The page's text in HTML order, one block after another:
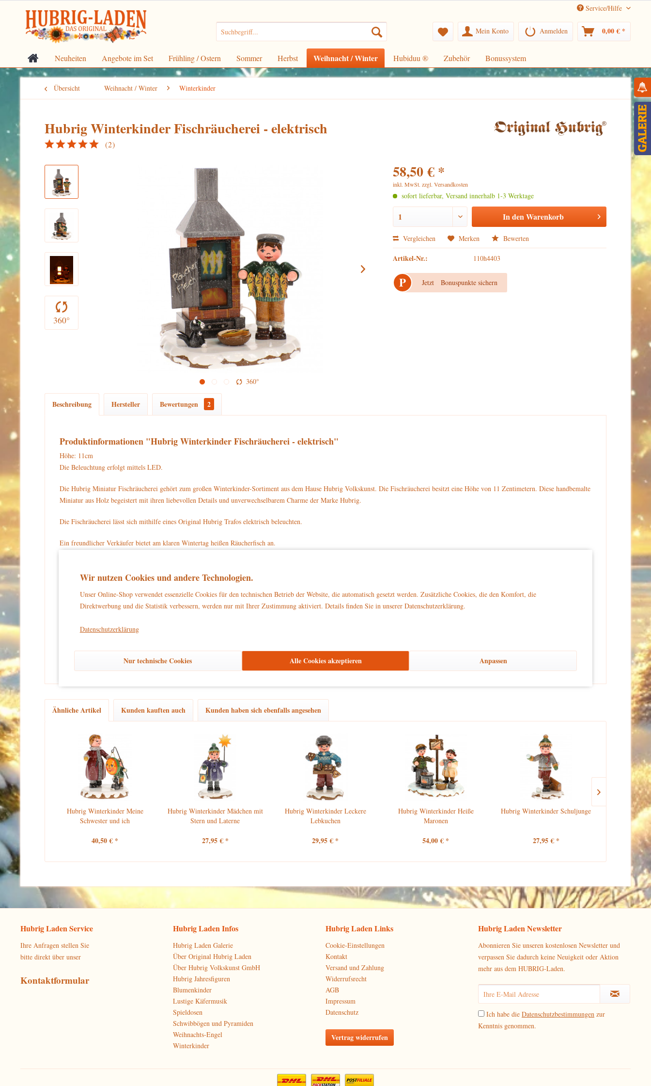
Service/Hilfe
Mein Konto Anmelden 0,00 € *
Neuheiten Angebote im Set Frühling / Ostern Sommer Herbst Weihnacht / Winter Hubiduu ® Zubehör Bonussystem
Übersicht Weihnacht / Winter Winterkinder
Hubrig Winterkinder Fischräucherei - elektrisch
(2)
360°
360°
58,50 € *
inkl. MwSt.zzgl. Versandkosten
sofort lieferbar, Versand innerhalb 1-3 Werktage
In denWarenkorb
Vergleichen Merken Bewerten
Artikel-Nr.: 110h4403
P Jetzt Bonuspunkte sichern
Beschreibung Hersteller Bewertungen 2
Produktinformationen "Hubrig Winterkinder Fischräucherei - elektrisch"
Höhe: 11cm
Die Beleuchtung erfolgt mittels LED.
Die Hubrig Miniatur Fischräucherei gehört zum großen Winterkinder-Sortiment aus dem Hause Hubrig Volkskunst. Die Fischräucherei besitzt eine Höhe von 11 Zentimetern. Diese handbemalte
Miniatur aus Holz begeistert mit ihren liebevollen Details und unverwechselbarem Charme der Marke Hubrig.
Die Fischräucherei lässt sich mithilfe eines Original Hubrig Trafos elektrisch beleuchten.
Ein freundlicher Verkäufer bietet am klaren Wintertag heißen Räucherfisch an.
braune Hose und schwarze Schuhe. Im Ofen neben ihm werden gerade drei Fische geräuchert. Davor steht ein braunes Schälchen mit einem Räucherfisch drin. Links daneben sitzt ein hungriges
Für Ihre Sammlung können Sie die Hubrig Miniatur 110h4403 direkt auf www.hubrig-laden.de bestellen.
Warnhinweise und Sicherheitsinformationen:
und unbeschwertes Dekorieren zu gewährleisten.
Ähnliche Artikel Kunden kauften auch Kunden haben sich ebenfalls angesehen
Hubrig Winterkinder Meine
Schwester und ich
40,50 € *
Hubrig Winterkinder Mädchen mit
Stern und Laterne
27,95 € *
Hubrig Winterkinder Leckere
Lebkuchen
29,95 € *
Hubrig Winterkinder Heiße
Maronen
54,00 € *
Hubrig Winterkinder Schuljunge
27,95 € *
Hubrig
Hubrig Laden Service
Ihre Anfragen stellen Sie
bitte direkt über unser
Kontaktformular
Hubrig Laden Infos
Hubrig Laden Galerie
Über Original Hubrig Laden
Über Hubrig Volkskunst GmbH
Hubrig Jahresfiguren
Blumenkinder
Lustige Käfermusik
Spieldosen
Schwibbögen und Pyramiden
Weihnachts-Engel
Winterkinder
Hubrig Laden Links
Cookie-Einstellungen
Kontakt
Versand und Zahlung
Widerrufsrecht
AGB
Impressum
Datenschutz
Vertrag widerrufen
Hubrig Laden Newsletter
Abonnieren Sie unseren kostenlosen Newsletter und
verpassen Sie dadurch keine Neuigkeit oder Aktion
mehr aus dem HUBRIG-Laden.
Ich habe die Datenschutzbestimmungen zur
Kenntnis genommen.
Wir nutzen Cookies und andere Technologien.
Unser Online-Shop verwendet essenzielle Cookies für den technischen Betrieb der Website, die automatisch gesetzt werden. Zusätzliche Cookies, die den Komfort, die
Direktwerbung und die Statistik verbessern, werden nur mit Ihrer Zustimmung aktiviert. Details finden Sie in unserer Datenschutzerklärung.
Datenschutzerklärung
Nur technische Cookies Alle Cookies akzeptieren Anpassen